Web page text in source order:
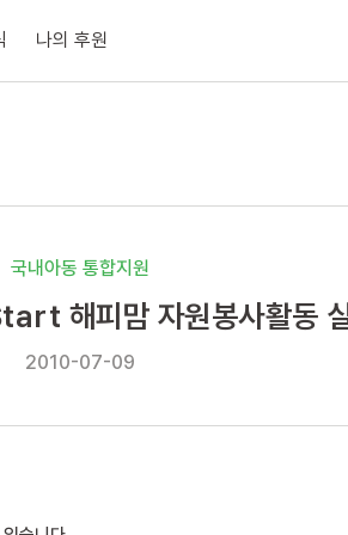
나의 후원
국내아동 통합지원
해피맘 자원봉사활동
2010-07-09